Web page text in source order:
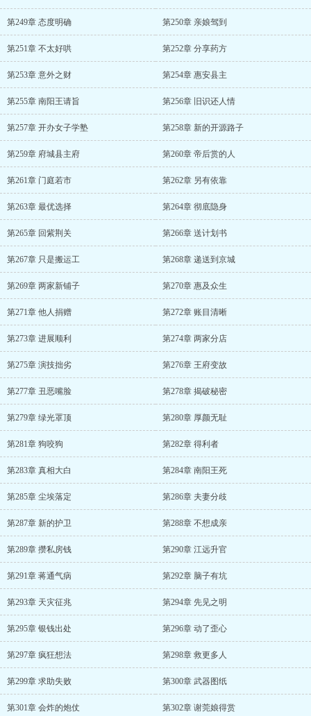
第249章 态度明确 第250章 亲娘驾到
第251章 不太好哄 第252章 分享药方
第253章 意外之财 第254章 惠安县主
第255章 南阳王请旨 第256章 旧识还人情
第257章 开办女子学塾 第258章 新的开源路子
第259章 府城县主府 第260章 帝后赏的人
第261章 门庭若市 第262章 另有依靠
第263章 最优选择 第264章 彻底隐身
第265章 回紫荆关 第266章 送计划书
第267章 只是搬运工 第268章 递送到京城
第269章 两家新铺子 第270章 惠及众生
第271章 他人捐赠 第272章 账目清晰
第273章 进展顺利 第274章 两家分店
第275章 演技拙劣 第276章 王府变故
第277章 丑恶嘴脸 第278章 揭破秘密
第279章 绿光罩顶 第280章 厚颜无耻
第281章 狗咬狗 第282章 得利者
第283章 真相大白 第284章 南阳王死
第285章 尘埃落定 第286章 夫妻分歧
第287章 新的护卫 第288章 不想成亲
第289章 攒私房钱 第290章 江远升官
第291章 蒋通气病 第292章 脑子有坑
第293章 天灾征兆 第294章 先见之明
第295章 银钱出处 第296章 动了歪心
第297章 疯狂想法 第298章 救更多人
第299章 求助失败 第300章 武器图纸
第301章 会炸的炮仗 第302章 谢莞娘得赏